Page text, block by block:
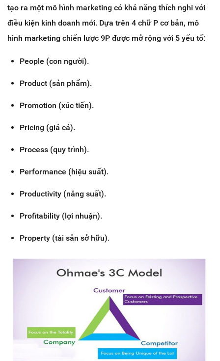
tạo ra một mô hình marketing có khả năng thích nghi với
điều kiện kinh doanh mới. Dựa trên 4 chữ P cơ bản, mô
hình marketing chiến lược 9P được mở rộng với 5 yếu tố:
People (con người).
Product (sản phẩm).
Promotion (xúc tiến).
Pricing (giá cả).
Process (quy trình).
Performance (hiệu suất).
Productivity (năng suất).
Profitability (lợi nhuận).
Property (tài sản sở hữu).